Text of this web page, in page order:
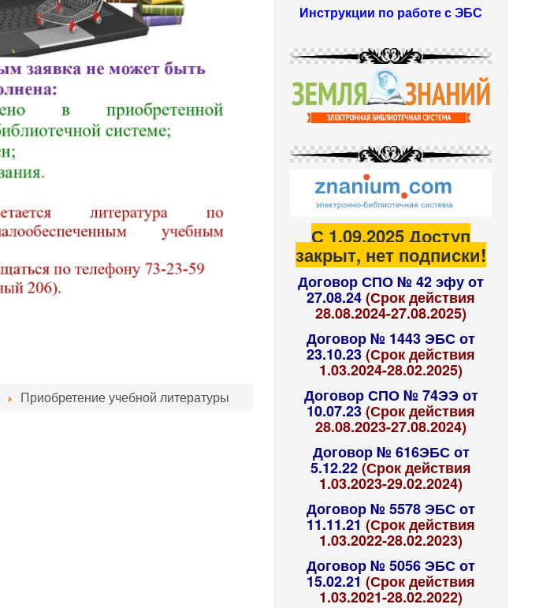
Приобретение учебной литературы
Инструкции по работе с ЭБС
С 1.09.2025 Доступ
закрыт, нет подписки!
Договор СПО № 42 эфу от
27.08.24(Срок действия
28.08.2024-27.08.2025)
Договор № 1443 ЭБС от
23.10.23(Срок действия
1.03.2024-28.02.2025)
Договор СПО № 74ЭЭ от
10.07.23(Срок действия
28.08.2023-27.08.2024)
Договор № 616ЭБС от
5.12.22(Срок действия
1.03.2023-29.02.2024)
Договор № 5578 ЭБС от
11.11.21 (Срок действия
1.03.2022-28.02.2023)
Договор № 5056 ЭБС от
15.02.21 (Срок действия
1.03.2021-28.02.2022)